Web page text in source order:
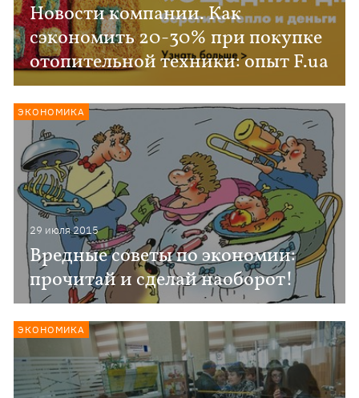
Новости компании. Как
сэкономить 20-30% при покупке
отопительной техники: опыт F.ua
29 июля 2015
Вредные советы по экономии:
прочитай и сделай наоборот!
ЭКОНОМИКА
ЭКОНОМИКА